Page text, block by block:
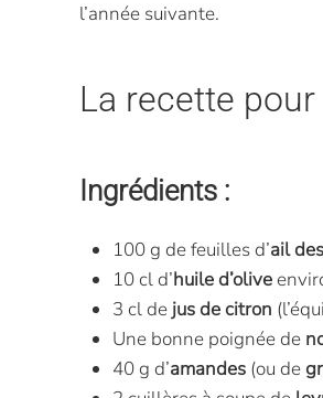
l’année suivante.
La recette
Ingrédients :
100 g de feuilles d’ail
10 cl d’huile d’olive
3 cl de jus de citron
Une bonne poignée de
40 g d’amandes (ou de